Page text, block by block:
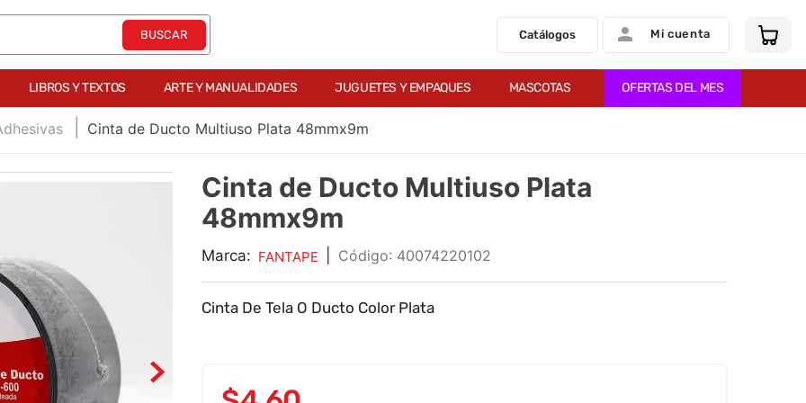
Catálogos Mi cuenta
LIBROS Y TEXTOS ARTE Y MANUALIDADES JUGUETES Y EMPAQUES MASCOTAS OFERTAS DEL MES
Cinta de Ducto Multiuso Plata 48mmx9m
Cinta de Ducto Multiuso Plata
48mmx9m
Marca: FANTAPE : 40074220102
Cinta De Tela O Ducto Color Plata